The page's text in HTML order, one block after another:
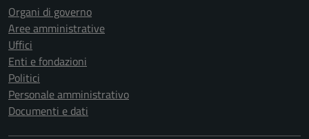
Organi di governo
Aree amministrative
Uffici
Enti e fondazioni
Politici
Personale amministrativo
Documenti e dati